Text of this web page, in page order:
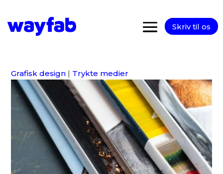
Skriv til os
Grafisk design | Trykte medier